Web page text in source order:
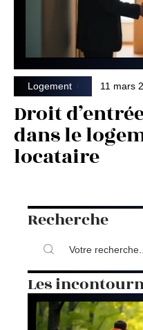
Logement 11 mars
Droit
dans le
locataire
Recherche
Les